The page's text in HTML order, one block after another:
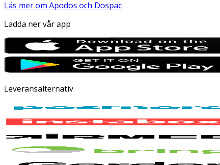
Läs mer om Apodos och Dospac
Ladda ner vår app
Leveransalternativ